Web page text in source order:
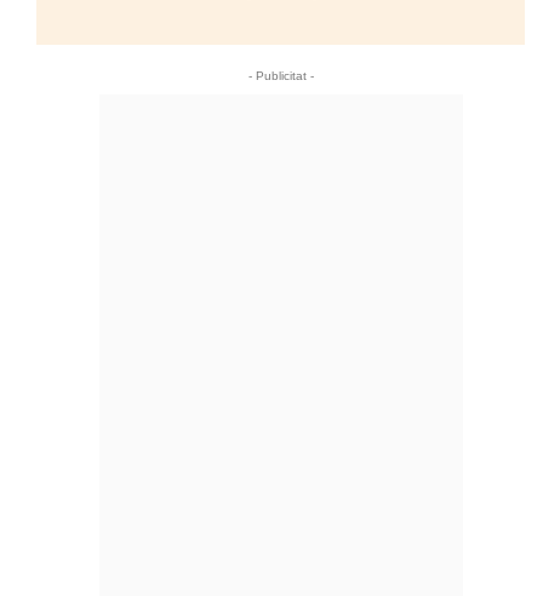
- Publicitat -